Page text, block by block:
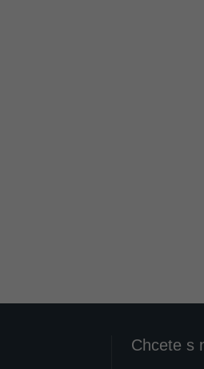
Chcete s